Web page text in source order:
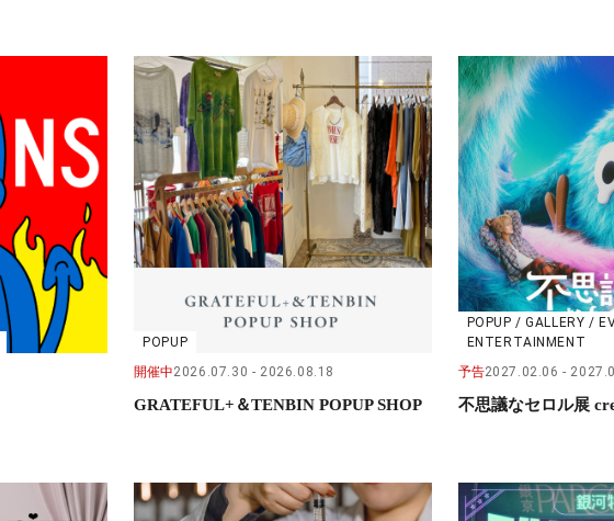
POPUP
開催中2026.07.30 2026.08.18
GRATEFUL+＆TENBIN POPUP SHOP
POPUP / GALLERY /
ENTERTAINMENT
予告2027.02.06
不思議なセロル展